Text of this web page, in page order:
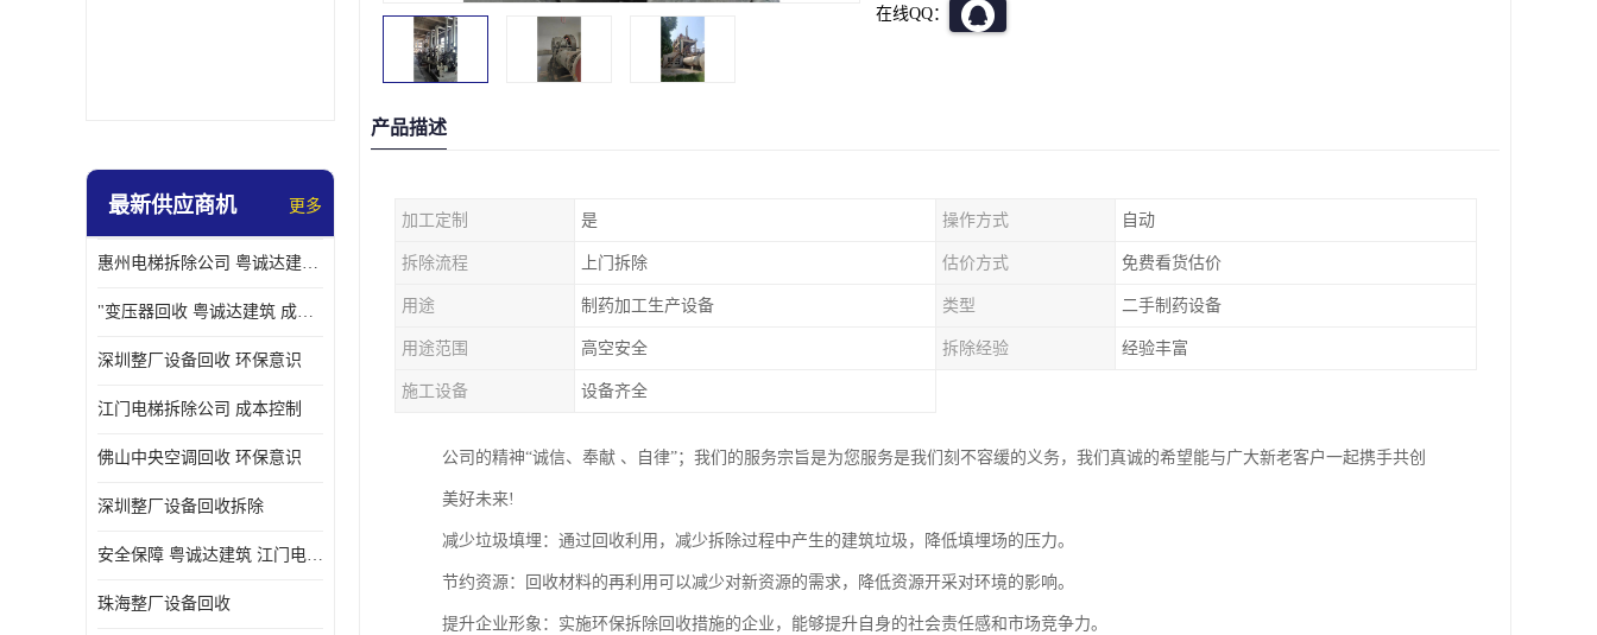
最新供应商机 更多
惠州电梯拆除公司 粤诚达建筑 安全保障
"变压器回收 粤诚达建筑 成本控制
深圳整厂设备回收 环保意识
江门电梯拆除公司 成本控制
佛山中央空调回收 环保意识
深圳整厂设备回收拆除
安全保障 粤诚达建筑 江门电梯拆除公司
珠海整厂设备回收
在线QQ：
产品描述
加工定制 是 操作方式 自动
拆除流程 上门拆除 估价方式 免费看货估价
用途 制药加工生产设备 类型 二手制药设备
用途范围 高空安全 拆除经验 经验丰富
施工设备 设备齐全
公司的精神“诚信、奉献 、自律”；我们的服务宗旨是为您服务是我们刻不容缓的义务，我们真诚的希望能与广大新老客户一起携手共创
美好未来!
减少垃圾填埋：通过回收利用，减少拆除过程中产生的建筑垃圾，降低填埋场的压力。
节约资源：回收材料的再利用可以减少对新资源的需求，降低资源开采对环境的影响。
提升企业形象：实施环保拆除回收措施的企业，能够提升自身的社会责任感和市场竞争力。